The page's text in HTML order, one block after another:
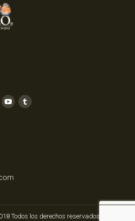
YouTubeTumblr
Todos los derechos reservados